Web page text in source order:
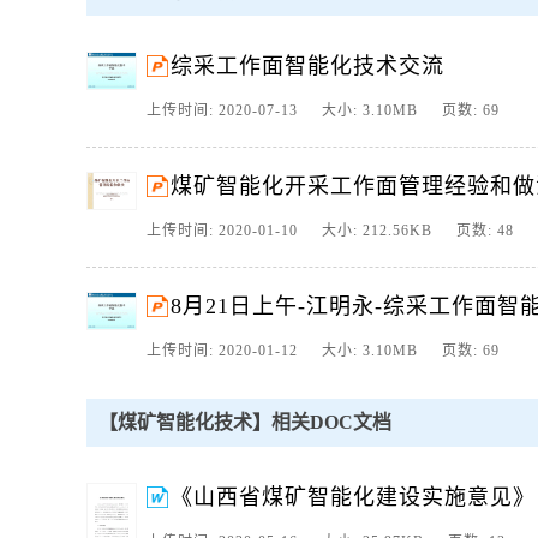
3、 - 2 - 山东省煤矿智能化建设实施方案 为认真贯彻省委、省政府
级，提升煤 矿安全生产水平，结合我省实际，制定本实施方。
5、 贵州钰祥矿业集团投资有限公司 水城县比德乡河坝煤矿 矿山智
能化矿山”的主要内容是把新一代信息技术充分运用在煤。
落后采煤方式向综合机械化采煤方式转化，部分大型矿务局正在尝
7、发改能源2020283号关于印发关于加快煤矿智能化发展的指导
8、1 发 改 能 源 2020 283 号关 于 印 发 关 于 加 快 煤 矿 智 能 化
9、山西省煤矿智能化建设实施意见为推进能源革命综合改革试点
要求，深化煤炭行业供给侧结构性改革，推动智能化技术与煤炭产
综采工作面智能化技术交流
上传时间: 2020-07-13 大小: 3.10MB 页数: 69
煤矿智能化开采工作面管理经验和做
上传时间: 2020-01-10 大小: 212.56KB 页数: 48
8月21日上午-江明永-综采工作面智
上传时间: 2020-01-12 大小: 3.10MB 页数: 69
【煤矿智能化技术】相关DOC文档
《山西省煤矿智能化建设实施意见》